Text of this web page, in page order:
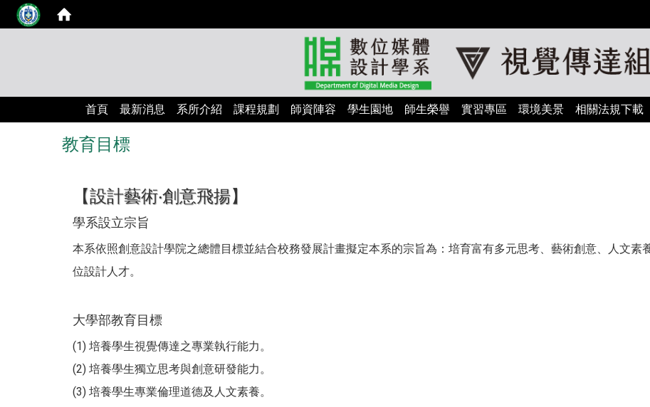
首頁 最新消息 系所介紹 課程規劃 師資陣容 學生園地 師生榮譽 實習專區 環境美景 相關法規下載
教育目標
【設計藝術‧創意飛揚】
學系設立宗旨
本系依照創意設計學院之總體目標並結合校務發展計畫擬定本系的宗旨為：培育富有多元思考、藝術創意、人文
位設計人才。
大學部教育目標
(1) 培養學生視覺傳達之專業執行能力。
(2) 培養學生獨立思考與創意研發能力。
(3) 培養學生專業倫理道德及人文素養。